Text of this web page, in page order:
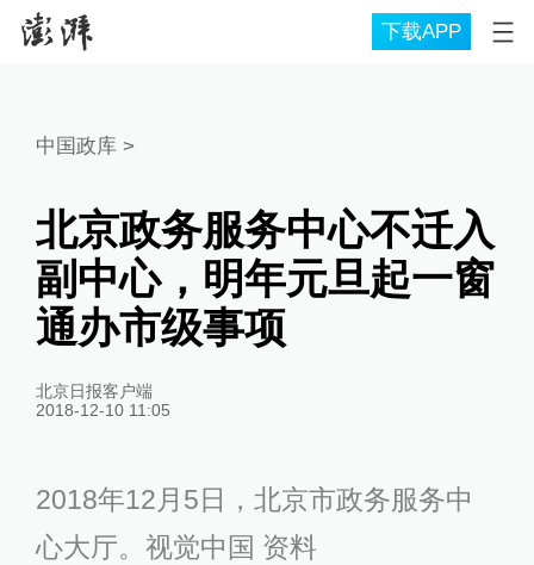
下载APP
中国政库 >
北京政务服务中心不迁入
副中心，明年元旦起一窗
通办市级事项
北京日报客户端
2018-12-10 11:05
2018年12月5日，北京市政务服务中
心大厅。视觉中国 资料